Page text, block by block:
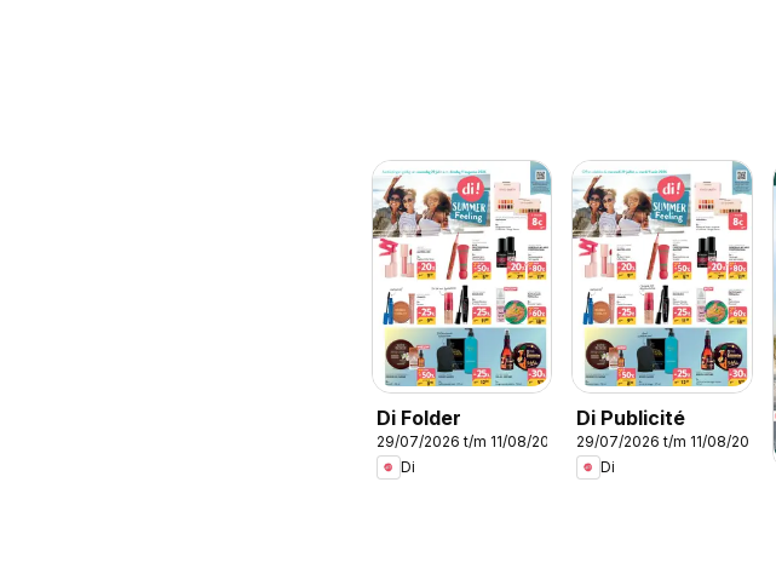
Di Folder
29/07/2026 t/m 11/08/2026
Di
Di Publicité
29/07/2026 t/m 11/08/2026
Di